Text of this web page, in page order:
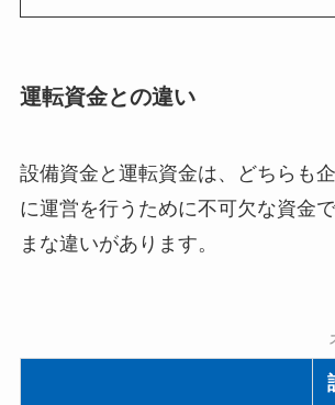
運転資金との違い
設備資金と運転資金は、どちらも
に運営を行うために不可欠な資金
まな違いがあります。